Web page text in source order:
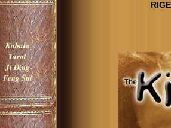
Kabala
Tarot
Ji Đing
Feng Šui